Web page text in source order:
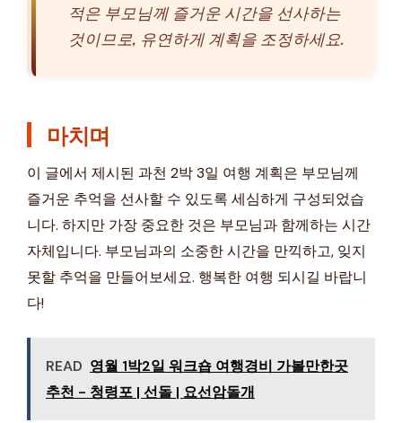
적은 부모님께 즐거운 시간을 선사하는
것이므로, 유연하게 계획을 조정하세요.
마치며
이 글에서 제시된 과천 2박 3일 여행 계획은 부모님께
즐거운 추억을 선사할 수 있도록 세심하게 구성되었습
니다. 하지만 가장 중요한 것은 부모님과 함께하는 시간
자체입니다. 부모님과의 소중한 시간을 만끽하고, 잊지
못할 추억을 만들어보세요. 행복한 여행 되시길 바랍니
다!
READ 영월 1박2일 워크숍 여행경비 가볼만한곳
추천 - 청령포 | 선돌 | 요선암돌개